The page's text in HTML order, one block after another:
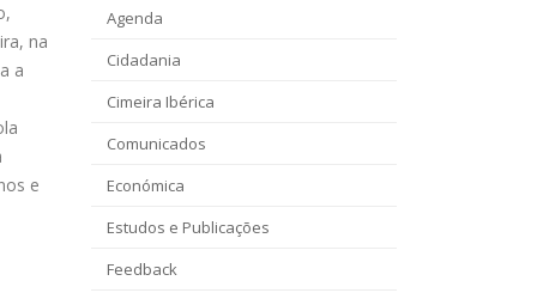
na
a
e
Agenda
Cidadania
Cimeira Ibérica
Comunicados
Económica
Estudos e Publicações
Feedback